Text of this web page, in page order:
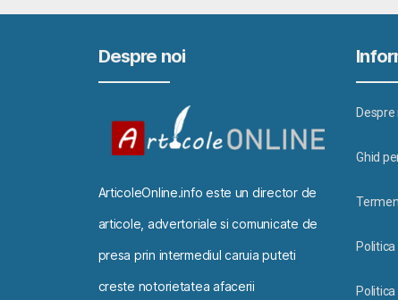
Despre noi
ArticoleOnline.info este un director de
articole, advertoriale si comunicate de
presa prin intermediul caruia puteti
creste notorietatea afacerii
Despre
Ghid